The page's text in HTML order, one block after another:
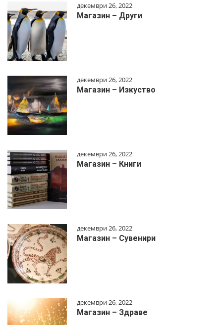
декември 26, 2022
Магазин – Други
декември 26, 2022
Магазин – Изкуство
декември 26, 2022
Магазин – Книги
декември 26, 2022
Магазин – Сувенири
декември 26, 2022
Магазин – Здраве